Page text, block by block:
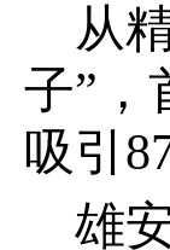
从
子”，
吸引
雄